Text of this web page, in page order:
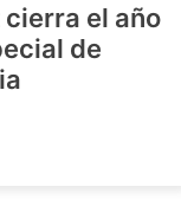
el año
de